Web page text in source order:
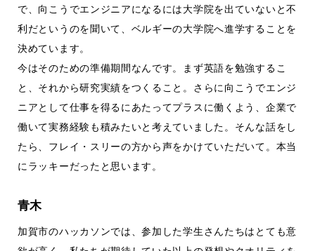
で、向こうでエンジニアになるには大学院を出ていないと不
利だというのを聞いて、ベルギーの大学院へ進学することを
決めています。
今はそのための準備期間なんです。まず英語を勉強するこ
と、それから研究実績をつくること。さらに向こうでエンジ
ニアとして仕事を得るにあたってプラスに働くよう、企業で
働いて実務経験も積みたいと考えていました。そんな話をし
たら、フレイ・スリーの方から声をかけていただいて。本当
にラッキーだったと思います。
青木
加賀市のハッカソンでは、参加した学生さんたちはとても意